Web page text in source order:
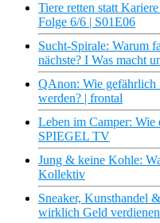
Tiere retten statt
Folge 6/6 | S01E06
Sucht-Spirale: Warum
nächste? I Was macht
QAnon: Wie gefährlich
werden? | frontal
Leben im Camper: Wie
SPIEGEL TV
Jung & keine Kohle:
Kollektiv
Sneaker, Kunsthandel
wirklich Geld